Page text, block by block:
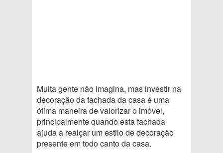
Muita gente não imagina, mas investir na
decoração da fachada da casa é uma
ótima maneira de valorizar o imóvel,
principalmente quando esta fachada
ajuda a realçar um estilo de decoração
presente em todo canto da casa.